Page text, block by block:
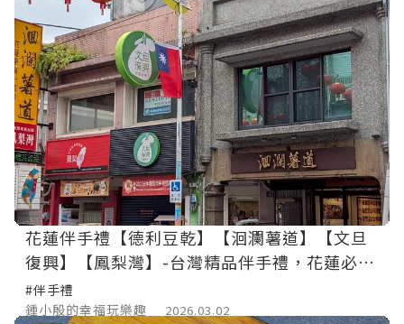
花蓮伴手禮【德利豆乾】【洄瀾薯道】【文旦
復興】【鳳梨灣】-台灣精品伴手禮，花蓮必買
名產。台灣冠軍鳳梨酥、文旦甜點主題館，入
選台灣百大伴手禮，過節送禮好選擇。
#伴手禮
鍾小殷的幸福玩樂趣
2026.03.02